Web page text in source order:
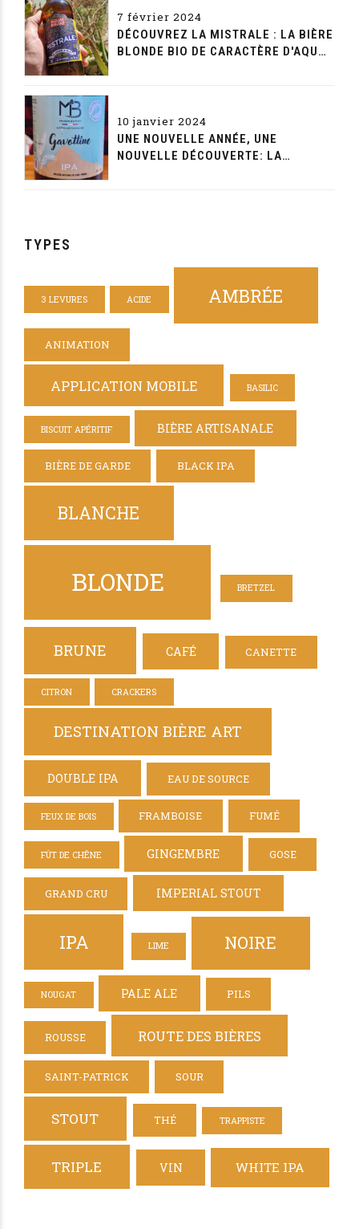
7 février 2024
DÉCOUVREZ LA MISTRALE : LA BIÈRE
BLONDE BIO DE CARACTÈRE D'AQUAE
10 janvier 2024
UNE NOUVELLE ANNÉE, UNE
NOUVELLE DÉCOUVERTE: LA
TYPES
3 LEVURES ACIDE AMBRÉE
ANIMATION
APPLICATION MOBILE BASILIC
BISCUIT APÉRITIF BIÈRE ARTISANALE
BIÈRE DE GARDE BLACK IPA
BLANCHE
BLONDE BRETZEL
BRUNE CAFÉ CANETTE
CITRON CRACKERS
DESTINATION BIÈRE ART
DOUBLE IPA EAU DE SOURCE
FEUX DE BOIS FRAMBOISE FUMÉ
FÛT DE CHÊNE GINGEMBRE GOSE
GRAND CRU IMPERIAL STOUT
IPA LIME NOIRE
NOUGAT PALE ALE PILS
ROUSSE ROUTE DES BIÈRES
SAINT-PATRICK SOUR
STOUT THÉ TRAPPISTE
TRIPLE VIN WHITE IPA